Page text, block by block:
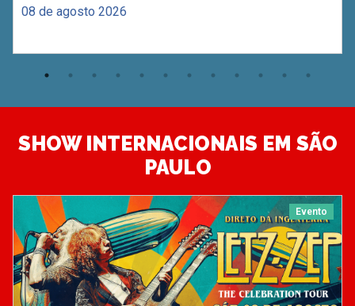
08 de agosto 2026
SHOW INTERNACIONAIS EM SÃO
PAULO
Evento